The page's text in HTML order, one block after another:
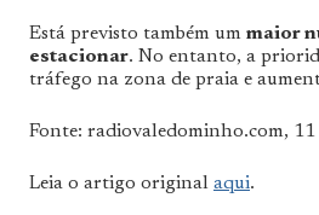
Está previsto também um maior
estacionar. No entanto, a
tráfego na zona de praia e
Fonte: radiovaledominho.com,
Leia o artigo original aqui.